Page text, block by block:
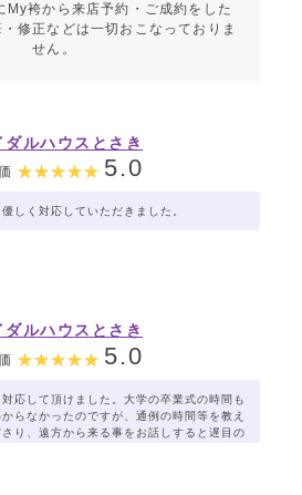
My袴から来店予約・ご成約をした
修正などは一切おこなっておりま
せん。
ダルハウスとさき
5.0
優しく対応していただきました。
ダルハウスとさき
5.0
応して頂けました。大学の卒業式の時間も
からなかったのですが、通例の時間等を教え
り、遠方から来る事をお話しすると遅目の